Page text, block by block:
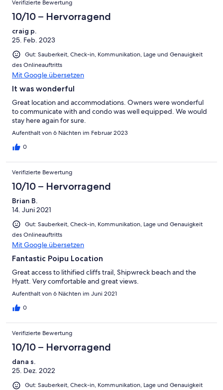
Verifizierte Bewertung
10/10 – Hervorragend
craig p.
25. Feb. 2023
Gut: Sauberkeit, Check-in, Kommunikation, Lage und Genauigkeit
des Onlineauftritts
Mit Google übersetzen
It was wonderful
Great location and accommodations. Owners were wonderful
to communicate with and condo was well equipped. We would
stay here again for sure.
Aufenthalt von 6 Nächten im Februar 2023
0
Verifizierte Bewertung
10/10 – Hervorragend
Brian B.
14. Juni 2021
Gut: Sauberkeit, Check-in, Kommunikation, Lage und Genauigkeit
des Onlineauftritts
Mit Google übersetzen
Fantastic Poipu Location
Great access to lithified cliffs trail, Shipwreck beach and the
Hyatt. Very comfortable and great views.
Aufenthalt von 6 Nächten im Juni 2021
0
Verifizierte Bewertung
10/10 – Hervorragend
dana s.
25. Dez. 2022
Gut: Sauberkeit, Check-in, Kommunikation, Lage und Genauigkeit